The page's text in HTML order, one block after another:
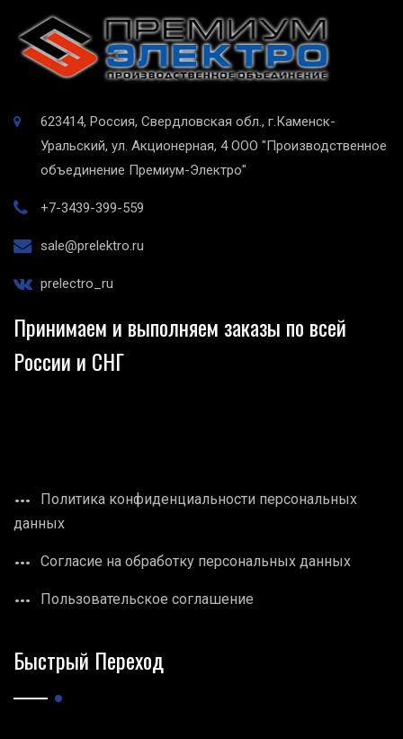
623414, Россия, Свердловская обл., г.Каменск-
Уральский, ул. Акционерная, 4 ООО "Производственное
объединение Премиум-Электро"
+7-3439-399-559
sale@prelektro.ru
prelectro_ru
Принимаем и выполняем заказы по всей
России и СНГ
Политика конфиденциальности персональных
данных
Согласие на обработку персональных данных
Пользовательское соглашение
Быстрый Переход